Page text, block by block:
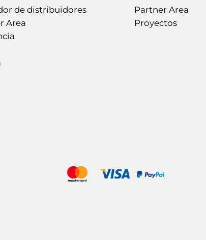
de distribuidores
Area
Partner Area
Proyectos